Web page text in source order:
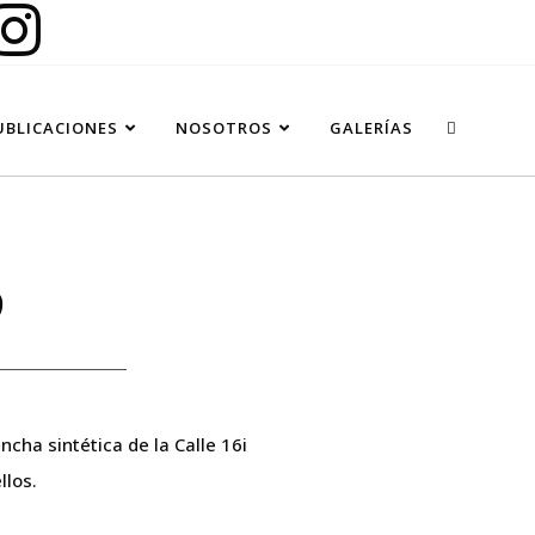
NOSOTROS GALERÍAS
sintética de la Calle 16i